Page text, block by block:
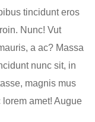
tincidunt eros
Nunc! Vut
a ac? Massa
nunc sit, in
magnis mus
amet! Augue